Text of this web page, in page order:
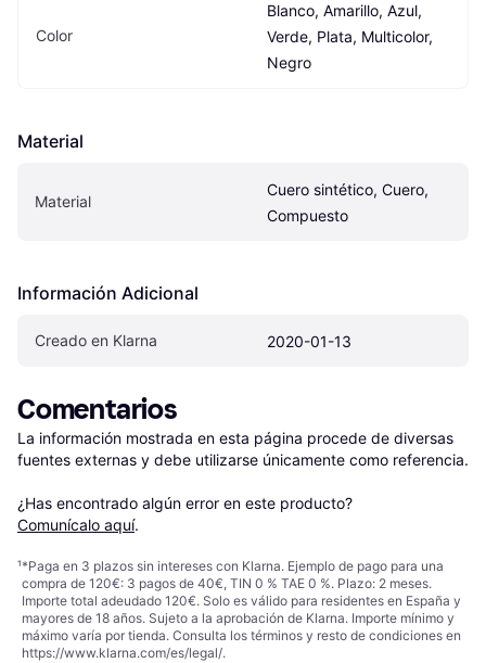
Color
Blanco, Amarillo, Azul,
Verde, Plata, Multicolor,
Negro
Material
Material
Cuero sintético, Cuero,
Compuesto
Información Adicional
Creado en Klarna 2020-01-13
Comentarios
La información mostrada en esta página procede de diversas
fuentes externas y debe utilizarse únicamente como referencia.
¿Has encontrado algún error en este producto?
Comunícalo aquí.
¹*Paga en 3 plazos sin intereses con Klarna. Ejemplo de pago para una
compra de 120€: 3 pagos de 40€, TIN 0 % TAE 0 %. Plazo: 2 meses.
Importe total adeudado 120€. Solo es válido para residentes en España y
mayores de 18 años. Sujeto a la aprobación de Klarna. Importe mínimo y
máximo varía por tienda. Consulta los términos y resto de condiciones en
https://www.klarna.com/es/legal/.